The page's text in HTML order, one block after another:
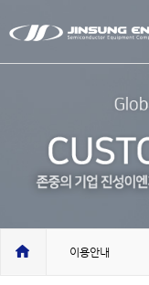
이용안내